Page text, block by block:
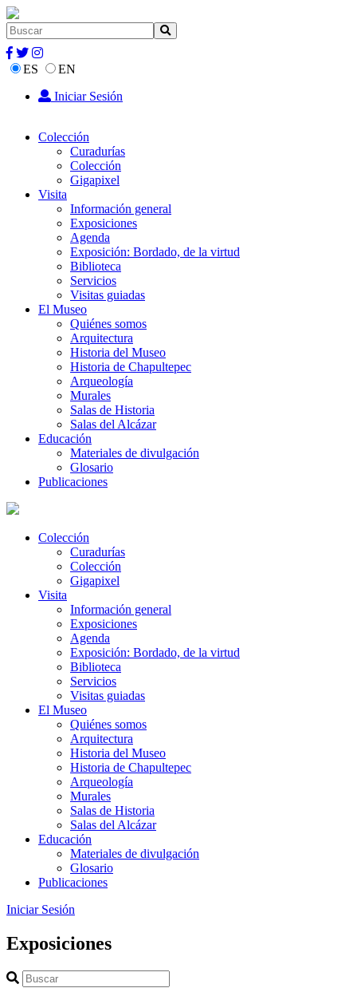
ES
EN
Iniciar Sesión
Colección
Curadurías
Colección
Gigapixel
Visita
Información general
Exposiciones
Agenda
Exposición: Bordado, de la virtud
Biblioteca
Servicios
Visitas guiadas
El Museo
Quiénes somos
Arquitectura
Historia del Museo
Historia de Chapultepec
Arqueología
Murales
Salas de Historia
Salas del Alcázar
Educación
Materiales de divulgación
Glosario
Publicaciones
Colección
Curadurías
Colección
Gigapixel
Visita
Información general
Exposiciones
Agenda
Exposición: Bordado, de la virtud
Biblioteca
Servicios
Visitas guiadas
El Museo
Quiénes somos
Arquitectura
Historia del Museo
Historia de Chapultepec
Arqueología
Murales
Salas de Historia
Salas del Alcázar
Educación
Materiales de divulgación
Glosario
Publicaciones
Iniciar Sesión
Exposiciones